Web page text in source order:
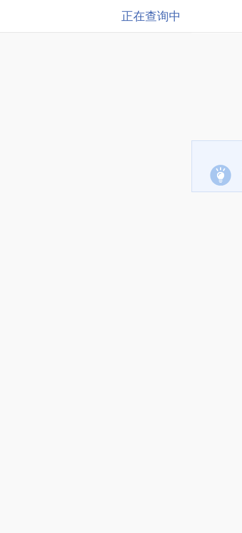
正在查询中